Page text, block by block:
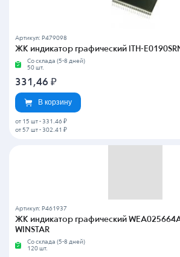
Артикул: P479098
ЖК индикатор графический ITH-
Со склада (5-8 дней)
50 шт.
331,46 ₽
В корзину
от 15 шт - 331.46 ₽
от 57 шт - 302.41 ₽
Артикул: P461937
ЖК индикатор графический
WINSTAR
Со склада (5-8 дней)
120 шт.